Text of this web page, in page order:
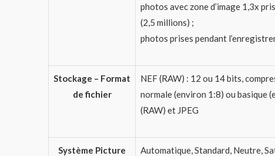
photos avec zone d’image 1,3x
(2,5 millions) ;
photos prises pendant
Stockage – Format
de fichier
NEF (RAW) : 12 ou 14 bits,
normale (environ 1:8) ou basique
(RAW) et JPEG
Système Picture
Automatique, Standard, Neutre,